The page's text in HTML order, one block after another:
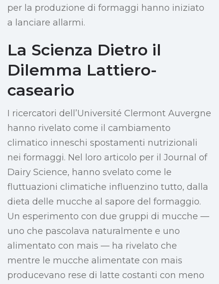
per la produzione di formaggi hanno iniziato
a lanciare allarmi.
La Scienza Dietro il
Dilemma Lattiero-
caseario
I ricercatori dell’Université Clermont Auvergne
hanno rivelato come il cambiamento
climatico inneschi spostamenti nutrizionali
nei formaggi. Nel loro articolo per il Journal of
Dairy Science, hanno svelato come le
fluttuazioni climatiche influenzino tutto, dalla
dieta delle mucche al sapore del formaggio.
Un esperimento con due gruppi di mucche —
uno che pascolava naturalmente e uno
alimentato con mais — ha rivelato che
mentre le mucche alimentate con mais
producevano rese di latte costanti con meno